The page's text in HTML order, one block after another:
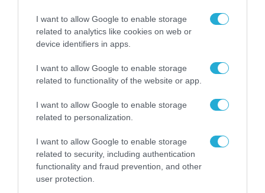
I want to allow Google to enable storage
related to analytics like cookies on web or
device identifiers in apps.
I want to allow Google to enable storage
related to functionality of the website or app.
I want to allow Google to enable storage
related to personalization.
I want to allow Google to enable storage
related to security, including authentication
functionality and fraud prevention, and other
user protection.
Ο Γιάννης Αλαφούζος «τέλειωσε» τον
Κωνσταντίνο Ζούλα από τον ΣΚΑΪ – Ο λόγος της